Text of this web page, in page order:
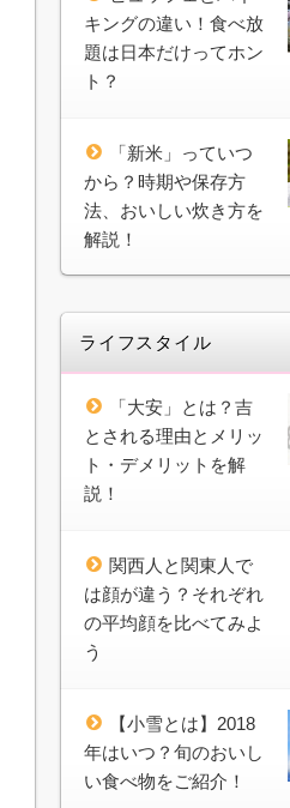
キングの違い！食べ放
題は日本だけってホン
ト？
「新米」っていつ
から？時期や保存方
法、おいしい炊き方を
解説！
ライフスタイル
「大安」とは？吉
とされる理由とメリッ
ト・デメリットを解
説！
関西人と関東人で
は顔が違う？それぞれ
の平均顔を比べてみよ
う
【小雪とは】2018
年はいつ？旬のおいし
い食べ物をご紹介！